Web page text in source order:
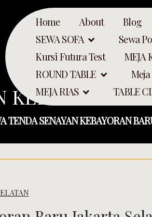
Home About Blog
SEWA SOFA
Sewa
Kursi Futura Test
MEJA
ROUND TABLE
MEJA RIAS
TABLE
TENDA SENAYAN KEBAYORAN